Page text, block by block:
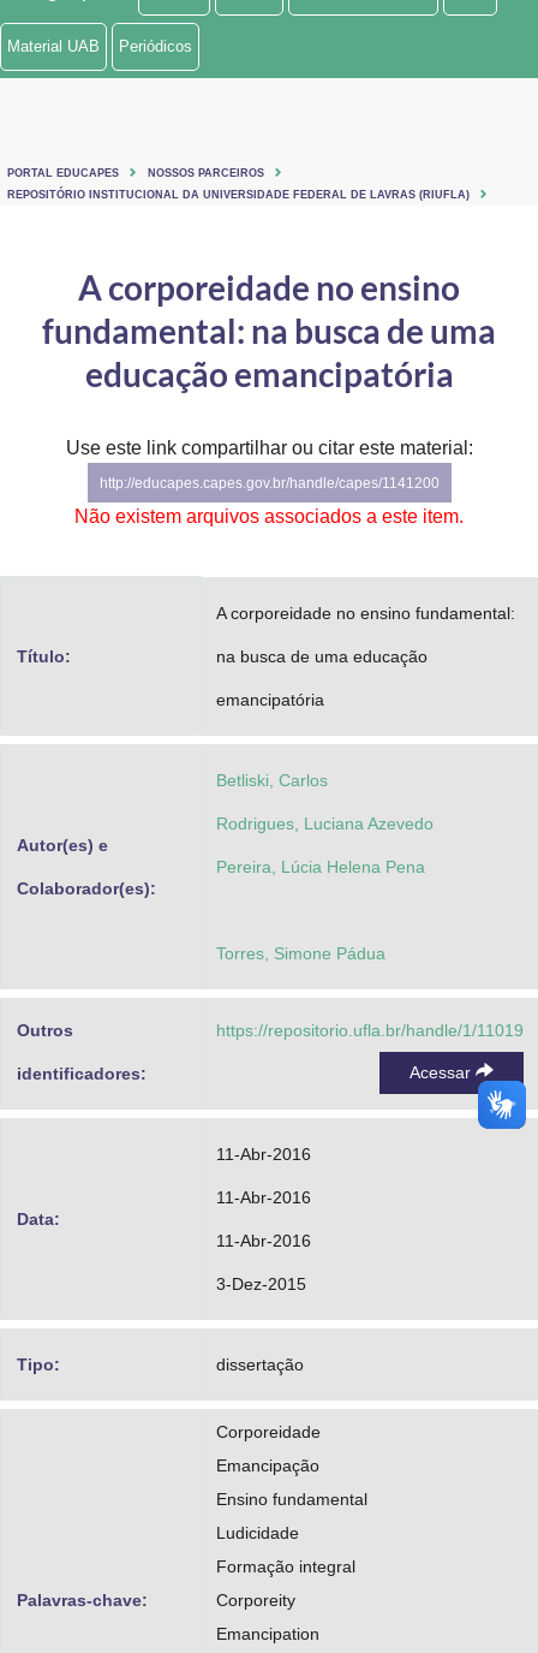
Ministério de Minas e Energia
Ministério do Turismo
Controladoria-Geral da União
Secretaria de Governo
Gabinete de Segurança Institucional
Planalto
Material UAB Periódicos
PORTAL EDUCAPES
NOSSOS PARCEIROS
REPOSITÓRIO INSTITUCIONAL DA UNIVERSIDADE FEDERAL DE LAVRAS (RIUFLA)
A corporeidade no ensino
fundamental: na busca de uma
educação emancipatória
Use este link compartilhar ou citar este material:
http://educapes.capes.gov.br/handle/capes/1141200
Não existem arquivos associados a este item.
Título:
A corporeidade no ensino fundamental:
na busca de uma educação
emancipatória
Autor(es) e
Colaborador(es):
Betliski, Carlos
Rodrigues, Luciana Azevedo
Pereira, Lúcia Helena Pena
Torres, Simone Pádua
Outros
identificadores:
https://repositorio.ufla.br/handle/1/11019
Acessar
Data:
11-Abr-2016
11-Abr-2016
11-Abr-2016
3-Dez-2015
Tipo: dissertação
Palavras-chave:
Corporeidade
Emancipação
Ensino fundamental
Ludicidade
Formação integral
Corporeity
Emancipation